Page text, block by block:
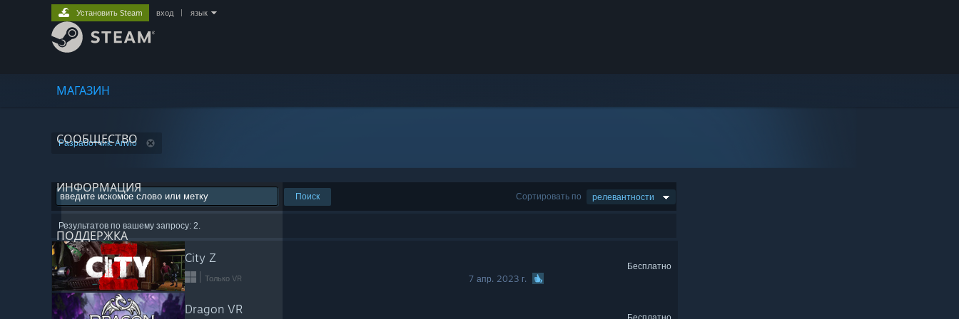
МАГАЗИН
СООБЩЕСТВО
ИНФОРМАЦИЯ
ПОДДЕРЖКА
Установить Steam вход язык
Разработчик: Anvio
Сортировать по релевантности
Поиск
Результатов по вашему запросу: 2.
City Z
Только VR 7 апр. 2023 г.
Бесплатно
Dragon VR